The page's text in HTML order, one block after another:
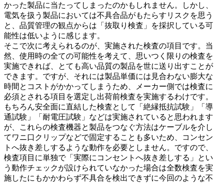
かった製品に当たってしまったのかもしれません。しかし、
電気を扱う製品においては不具合品がもたらすリスクを思う
と、品質管理の観点からは「抜取り検査」を採択している可
能性は低いように感じます。
そこで次に考えられるのが、実施された検査の項目です。当
然、使用時の全ての可能性を考えて、思いつく限りの検査を
実施できれば、とても高い品質の製品を世に送り出すことが
できます。ですが、それには製品単価には見合わない膨大な
時間とコストがかかってしまうため、メーカー側では検査に
必須とされる項目を選定し出荷前検査を実施するわけです。
もちろん安全面に直結した検査として「絶縁抵抗試験」「導
通試験」「耐電圧試験」などは実施されていると思われます
が、これらの検査機器と製品をつなぐ方法はケーブルを介し
てワニ口クリップなどで固定することも多いため、コンセン
トへ抜き差しするような動作を必要としません。ですので、
検査項目に単独で「実際にコンセントへ抜き差しする」とい
う動作チェックが設けられていなかった場合は全数検査を実
施したにもかかわらず不具合を検出できずに今回のような不